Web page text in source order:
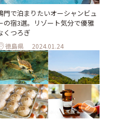
門で泊まりたいオーシャンビュ
の宿3選。リゾート気分で優雅
くつろぎ
徳島県 2024.01.24